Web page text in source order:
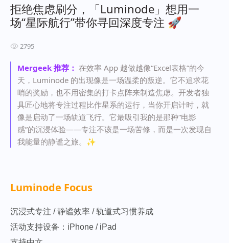
拒绝焦虑刷分，「Luminode」想用一
场“星际航行”带你寻回深度专注 🚀
2795
Mergeek 推荐： 在效率 App 越做越像“Excel表格”的今
天，Luminode 的出现像是一场温柔的叛逆。它不追求花
哨的奖励，也不用密集的打卡点阵来制造焦虑。开发者独
具匠心地将专注过程比作星系的运行，当你开启计时，就
像是启动了一场轨道飞行。它最吸引我的是那种“电影
感”的沉浸体验——专注不该是一场苦修，而是一次发现自
我能量的静谧之旅。✨
Luminode Focus
沉浸式专注 / 静谧效率 / 轨道式习惯养成
活动支持设备：iPhone / iPad